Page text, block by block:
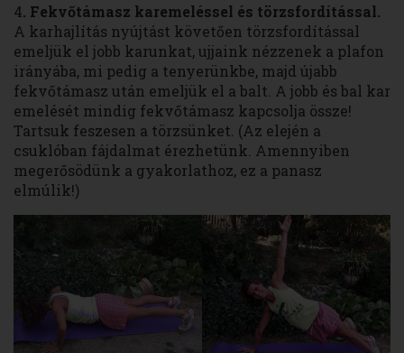
4. Fekvőtámasz karemeléssel és törzsfordítással.
A karhajlítás nyújtást követően törzsfordítással
emeljük el jobb karunkat, ujjaink nézzenek a plafon
irányába, mi pedig a tenyerünkbe, majd újabb
fekvőtámasz után emeljük el a balt. A jobb és bal kar
emelését mindig fekvőtámasz kapcsolja össze!
Tartsuk feszesen a törzsünket. (Az elején a
csuklóban fájdalmat érezhetünk. Amennyiben
megerősödünk a gyakorlathoz, ez a panasz
elmúlik!)